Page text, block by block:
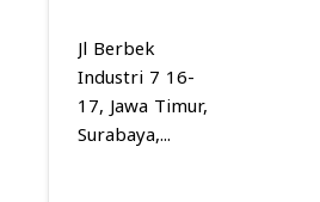
Jl Berbek
Industri 7 16-
17, Jawa Timur,
Surabaya,...